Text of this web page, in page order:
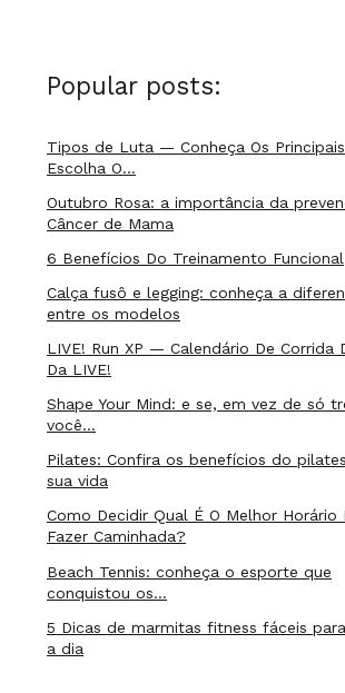
Popular posts:
Tipos de Luta — Conheça Os
Escolha O…
Outubro Rosa: a importância da
Câncer de Mama
6 Benefícios Do Treinamento Funcional
Calça fusô e legging: conheça a
entre os modelos
LIVE! Run XP — Calendário De Corrida
Da LIVE!
Shape Your Mind: e se, em vez de só
você…
Pilates: Confira os benefícios do
sua vida
Como Decidir Qual É O Melhor Horário
Fazer Caminhada?
Beach Tennis: conheça o esporte que
conquistou os…
5 Dicas de marmitas fitness fáceis
a dia